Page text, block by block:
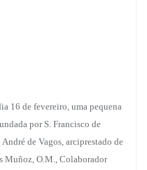
16 de fevereiro, uma pequena
por S. Francisco de
de Vagos, arciprestado de
Muñoz, O.M., Colaborador